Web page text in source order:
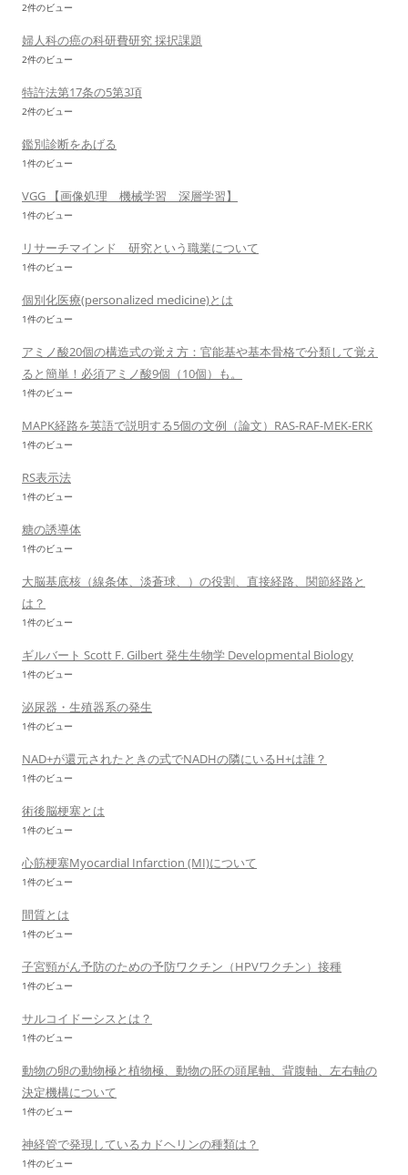
2件のビュー
婦人科の癌の科研費研究 採択課題
2件のビュー
特許法第17条の5第3項
2件のビュー
鑑別診断をあげる
1件のビュー
VGG 【画像処理 機械学習 深層学習】
1件のビュー
リサーチマインド 研究という職業について
1件のビュー
個別化医療(personalized medicine)とは
1件のビュー
アミノ酸20個の構造式の覚え方：官能基や基本骨格で分類して覚え
ると簡単！必須アミノ酸9個（10個）も。
1件のビュー
MAPK経路を英語で説明する5個の文例（論文）RAS-RAF-MEK-ERK
1件のビュー
RS表示法
1件のビュー
糖の誘導体
1件のビュー
大脳基底核（線条体、淡蒼球、）の役割、直接経路、関節経路と
は？
1件のビュー
ギルバート Scott F. Gilbert 発生生物学 Developmental Biology
1件のビュー
泌尿器・生殖器系の発生
1件のビュー
NAD+が還元されたときの式でNADHの隣にいるH+は誰？
1件のビュー
術後脳梗塞とは
1件のビュー
心筋梗塞Myocardial Infarction (MI)について
1件のビュー
間質とは
1件のビュー
子宮頸がん予防のための予防ワクチン（HPVワクチン）接種
1件のビュー
サルコイドーシスとは？
1件のビュー
動物の卵の動物極と植物極、動物の胚の頭尾軸、背腹軸、左右軸の
決定機構について
1件のビュー
神経管で発現しているカドヘリンの種類は？
1件のビュー